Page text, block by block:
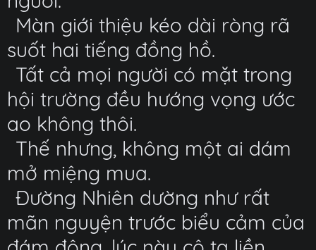
Màn giới thiệu kéo dài ròng rã
suốt hai tiếng đồng hồ.
Tất cả mọi người có mặt trong
hội trường đều hướng vọng ước
ao không thôi.
Thế nhưng, không một ai dám
mở miệng mua.
Đường Nhiên dường như rất
mãn nguyện trước biểu cảm của